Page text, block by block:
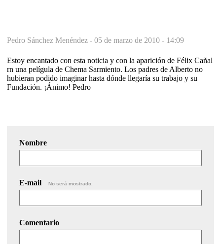
Pedro Sánchez Menéndez - 05 de marzo de 2010 - 14:09
Estoy encantado con esta noticia y con la aparición de Félix Cañal
rn una pelígula de Chema Sarmiento. Los padres de Alberto no
hubieran podido imaginar hasta dónde llegaría su trabajo y su
Fundación. ¡Ánimo! Pedro
Nombre
E-mail No será mostrado.
Comentario